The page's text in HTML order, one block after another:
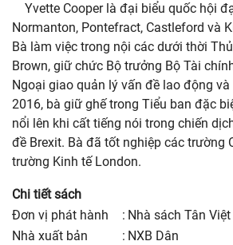
Yvette Cooper là đại biểu quốc hội
Normanton, Pontefract, Castleford và
Bà làm việc trong nội các dưới thời
Brown, giữ chức Bộ trưởng Bộ Tài
Ngoại giao quản lý vấn đề lao động
2016, bà giữ ghế trong Tiểu ban đặc
nổi lên khi cất tiếng nói trong chiến
đề Brexit. Bà đã tốt nghiệp các trường
trường Kinh tế London.
Chi tiết sách
Đơn vị phát hành
: Nhà sách Tân Việt
nhà xuất bản
: NXB Dân